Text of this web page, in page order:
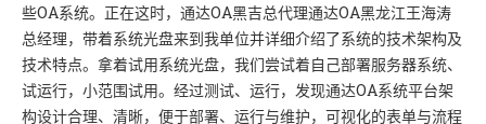
些OA系统。正在这时，通达OA黑吉总代理通达OA黑龙江王海涛
总经理，带着系统光盘来到我单位并详细介绍了系统的技术架构及
技术特点。拿着试用系统光盘，我们尝试着自己部署服务器系统、
试运行，小范围试用。经过测试、运行，发现通达OA系统平台架
构设计合理、清晰，便于部署、运行与维护，可视化的表单与流程